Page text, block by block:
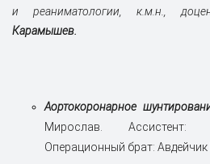
и реаниматологии, к.м.н.,
Карамышев.
Аортокоронарное
Мирослав. Ассистент:
Операционный брат: Авдейчик